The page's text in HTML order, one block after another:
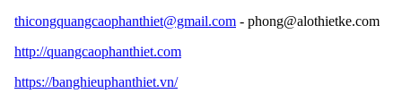
thicongquangcaophanthiet@gmail.com - phong@alothietke.com
http://quangcaophanthiet.com
https://banghieuphanthiet.vn/